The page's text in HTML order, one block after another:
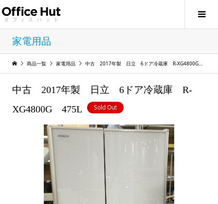
家電用品
商品一覧 家電用品 中古 2017年製 日立 6ドア冷蔵庫 R-XG4800G 475L
中古 2017年製 日立 6ドア冷蔵庫 R-
XG4800G 475L
Sold Out